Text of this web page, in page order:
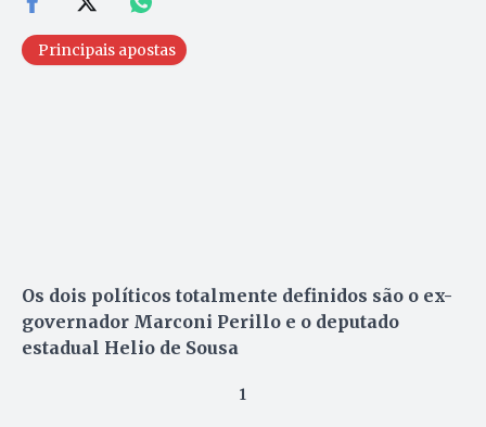
Principais apostas
Os dois políticos totalmente definidos são o ex-
governador Marconi Perillo e o deputado
estadual Helio de Sousa
1